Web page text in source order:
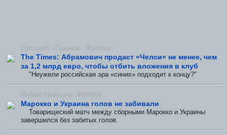
Eurosport - Главное - Футбол
The Times: Абрамович продаст «Челси» не менее, чем
за 1,2 млрд евро, чтобы отбить вложения в клуб
"Неужели российская эра «синих» подходит к концу?"
Яндекс.Новости: Футбол
Марокко и Украина голов не забивали
Товарищеский матч между сборными Марокко и Украины
завершился без забитых голов.